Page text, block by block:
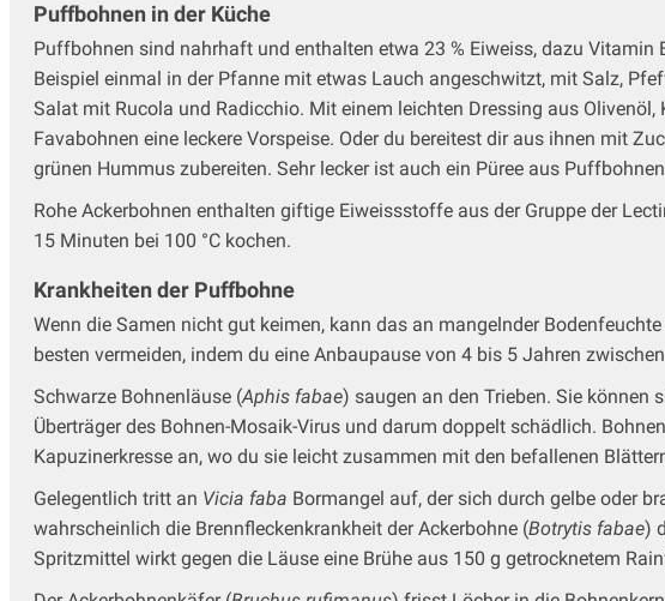
Puffbohnen in der Küche
Puffbohnen sind nahrhaft und enthalten etwa 23 % Eiweiss, dazu Vitamin
Beispiel einmal in der Pfanne mit etwas Lauch angeschwitzt, mit Salz,
Salat mit Rucola und Radicchio. Mit einem leichten Dressing aus
Favabohnen eine leckere Vorspeise. Oder du bereitest dir aus ihnen mit
grünen Hummus zubereiten. Sehr lecker ist auch ein Püree aus
Rohe Ackerbohnen enthalten giftige Eiweissstoffe aus der Gruppe der
15 Minuten bei 100 °C kochen.
Krankheiten der Puffbohne
Wenn die Samen nicht gut keimen, kann das an mangelnder
besten vermeiden, indem du eine Anbaupause von 4 bis 5 Jahren
Schwarze Bohnenläuse (Aphis fabae) saugen an den Trieben. Sie können
Überträger des Bohnen-Mosaik-Virus und darum doppelt schädlich.
Kapuzinerkresse an, wo du sie leicht zusammen mit den befallenen
Gelegentlich tritt an Vicia faba Bormangel auf, der sich durch gelbe oder
wahrscheinlich die Brennfleckenkrankheit der Ackerbohne (Botrytis fabae)
Spritzmittel wirkt gegen die Läuse eine Brühe aus 150 g getrocknetem